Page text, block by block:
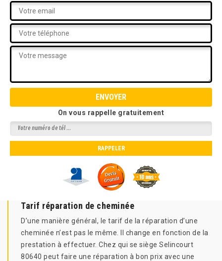
On vous rappelle gratuitement
Tarif réparation de cheminée
D’une manière général, le tarif de la réparation d’une
cheminée n’est pas le même. Il change en fonction de la
prestation à effectuer. Chez qui se siège Selincourt
80640 peut faire une réparation à bon prix avec une